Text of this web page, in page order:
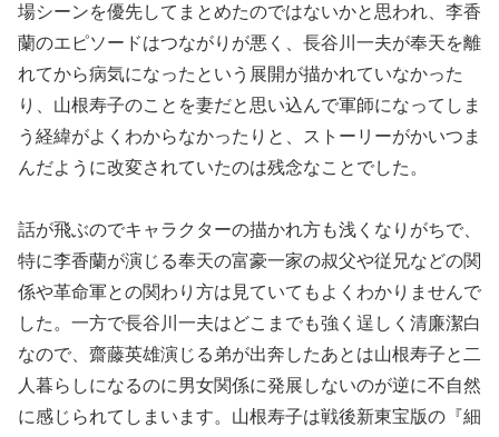
場シーンを優先してまとめたのではないかと思われ、李香
蘭のエピソードはつながりが悪く、長谷川一夫が奉天を離
れてから病気になったという展開が描かれていなかった
り、山根寿子のことを妻だと思い込んで軍師になってしま
う経緯がよくわからなかったりと、ストーリーがかいつま
んだように改変されていたのは残念なことでした。
話が飛ぶのでキャラクターの描かれ方も浅くなりがちで、
特に李香蘭が演じる奉天の富豪一家の叔父や従兄などの関
係や革命軍との関わり方は見ていてもよくわかりませんで
した。一方で長谷川一夫はどこまでも強く逞しく清廉潔白
なので、齋藤英雄演じる弟が出奔したあとは山根寿子と二
人暮らしになるのに男女関係に発展しないのが逆に不自然
に感じられてしまいます。山根寿子は戦後新東宝版の『細